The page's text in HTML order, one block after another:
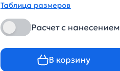
Таблица размеров
Расчет с нанесением
В корзину